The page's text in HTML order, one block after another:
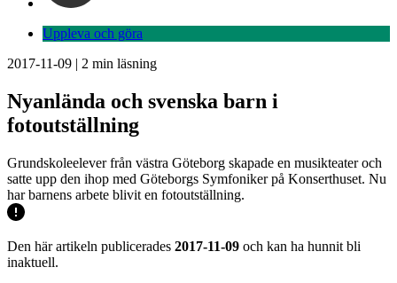
Uppleva och göra
2017-11-09 | 2 min läsning
Nyanlända och svenska barn i
fotoutställning
Grundskoleelever från västra Göteborg skapade en musikteater och
satte upp den ihop med Göteborgs Symfoniker på Konserthuset. Nu
har barnens arbete blivit en fotoutställning.
Den här artikeln publicerades 2017-11-09 och kan ha hunnit bli
inaktuell.